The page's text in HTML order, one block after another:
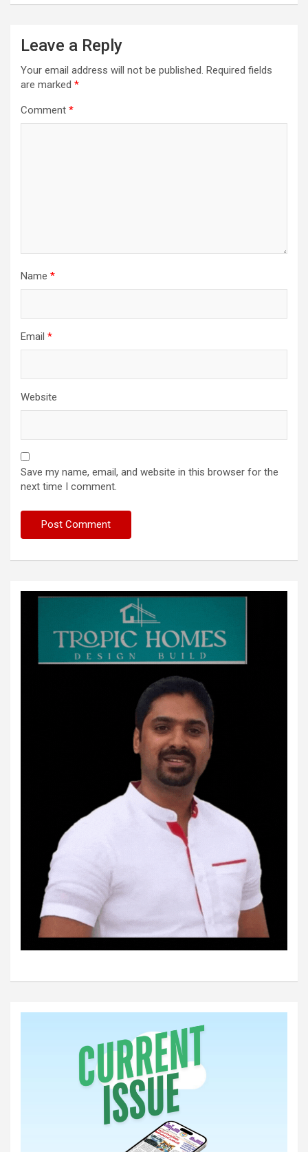
Leave a Reply
Your email address will not be published. Required fields
are marked *
Comment *
Name *
Email *
Website
Save my name, email, and website in this browser for the
next time I comment.